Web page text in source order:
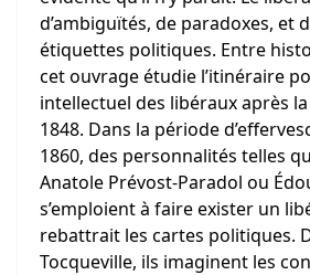
d’ambiguïtés, de paradoxes, et
étiquettes politiques. Entre
cet ouvrage étudie l’itinéraire
intellectuel des libéraux après
1848. Dans la période
1860, des personnalités telles
Anatole Prévost-Paradol ou
s’emploient à faire exister un
rebattrait les cartes politiques.
Tocqueville, ils imaginent les